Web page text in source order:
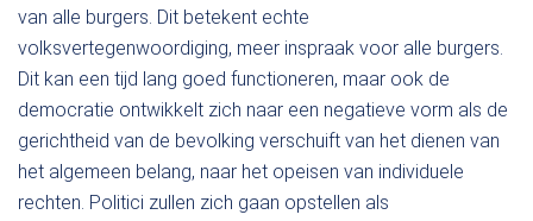
van alle burgers. Dit betekent echte
volksvertegenwoordiging, meer inspraak voor alle burgers.
Dit kan een tijd lang goed functioneren, maar ook de
democratie ontwikkelt zich naar een negatieve vorm als de
gerichtheid van de bevolking verschuift van het dienen van
het algemeen belang, naar het opeisen van individuele
rechten. Politici zullen zich gaan opstellen als